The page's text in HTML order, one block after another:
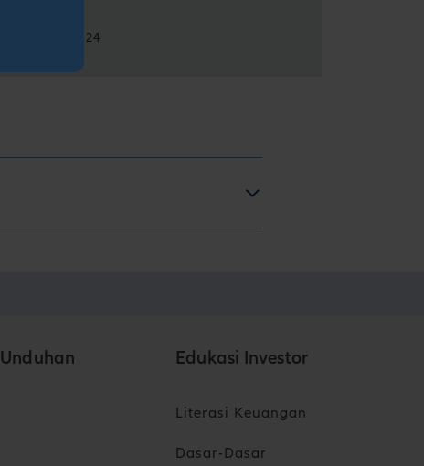
02/10/2024
Unduhan Edukasi Investor
Literasi Keuangan
Dasar-Dasar